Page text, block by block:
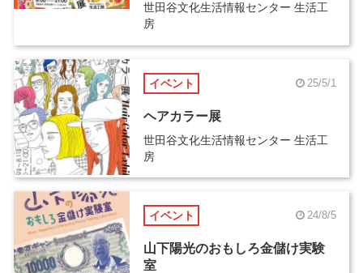
世田谷文化生活情報センター 生活工
房
イベント 25/5/1
ヘアカラー展
世田谷文化生活情報センター 生活工
房
イベント 24/8/5
山下陽光のおもしろ金儲け実験
室